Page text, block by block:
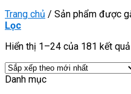
Trang chủ / Sản phẩm được
Lọc
Hiển thị 1–24 của 181 kết quả
Danh mục